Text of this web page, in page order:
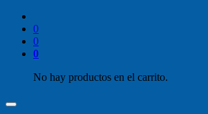
0
0
0
No hay productos en el carrito.